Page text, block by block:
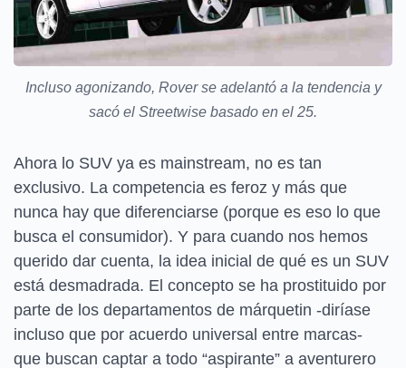
Incluso agonizando, Rover se adelantó a la tendencia y
sacó el Streetwise basado en el 25.
Ahora lo SUV ya es mainstream, no es tan
exclusivo. La competencia es feroz y más que
nunca hay que diferenciarse (porque es eso lo que
busca el consumidor). Y para cuando nos hemos
querido dar cuenta, la idea inicial de qué es un SUV
está desmadrada. El concepto se ha prostituido por
parte de los departamentos de márquetin -diríase
incluso que por acuerdo universal entre marcas-
que buscan captar a todo “aspirante” a aventurero